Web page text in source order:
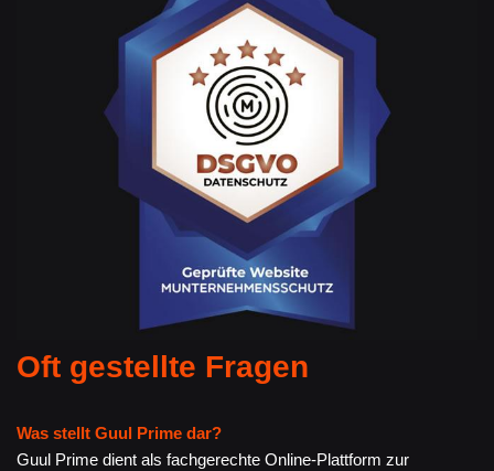
Oft gestellte Fragen
Was stellt Guul Prime dar?
Guul Prime dient als fachgerechte Online-Plattform zur